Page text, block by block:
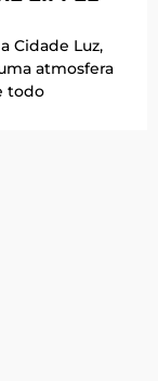
Cidade Luz,
atmosfera
todo